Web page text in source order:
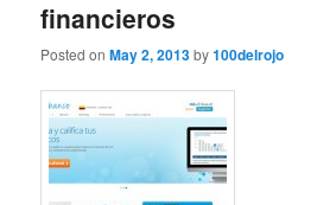
financieros
Posted onMay 2, 2013by100delrojo